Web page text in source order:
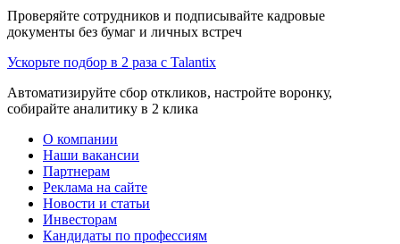
Проверяйте сотрудников и подписывайте кадровые
документы без бумаг и личных встреч
Ускорьте подбор в 2 раза с Talantix
Автоматизируйте сбор откликов, настройте воронку,
собирайте аналитику в 2 клика
О компании
Наши вакансии
Партнерам
Реклама на сайте
Новости и статьи
Инвесторам
Кандидаты по профессиям